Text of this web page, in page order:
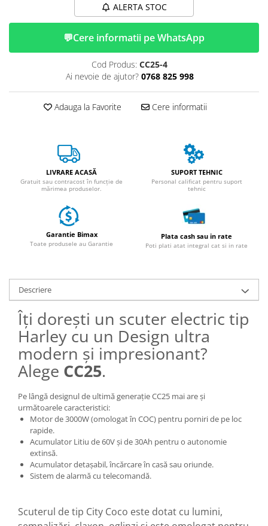
Toate accesoriile la Triciclete
Masini Electrice
Masina Electrica RDB
Masina Electrica Arora
Masina Electrica 25 km/h
Masina Electrica 2 Locuri fara
Scutere Electrice
Cu 2 Roti
Cu 3 Roti
Cu 3 Roti fara Permis
Cu Pedale
45 km/h
50 km/h
Chopper
Harley
⬇ MARCI
➔ Geeli
➔ Volta
➔ Z-Tech
➔ Kuba
PIESE DE SCHIMB
Acceleratii
Baterii
Baterii 60V
ALERTA STOC
💬Cere informatii pe WhatsApp
Cod Produs: CC25-4
Ai nevoie de ajutor? 0768 825 998
Adauga la Favorite Cere informatii
LIVRARE ACASĂ
Gratuit sau contracost în funcție de
mărimea produselor.
SUPORT TEHNIC
Personal calificat pentru suport
tehnic
Garantie Bimax
Toate produsele au Garantie
Plata cash sau in rate
Poti plati atat integral cat si in rate
Descriere
Îți dorești un scuter electric tip
Harley cu un Design ultra
modern și impresionant?
Alege CC25.
Pe lângă designul de ultimă generație CC25 mai are și
următoarele caracteristici:
Motor de 3000W (omologat în COC) pentru porniri de pe loc
rapide.
Acumulator Litiu de 60V și de 30Ah pentru o autonomie
extinsă.
Acumulator detașabil, încărcare în casă sau oriunde.
Sistem de alarmă cu telecomandă.
Scuterul de tip City Coco este dotat cu lumini,